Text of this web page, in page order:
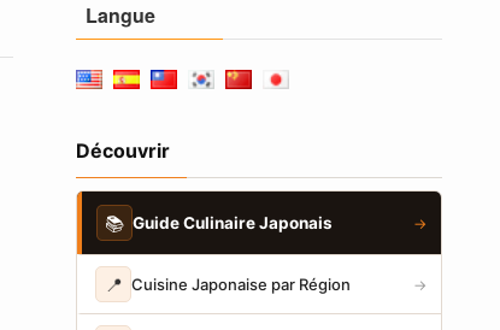
Langue
Découvrir
📚 Guide Culinaire Japonais →
📍 Cuisine Japonaise par Région →